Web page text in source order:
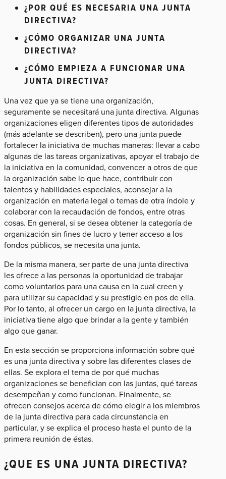
¿POR QUÉ ES NECESARIA UNA JUNTA
DIRECTIVA?
¿CÓMO ORGANIZAR UNA JUNTA
DIRECTIVA?
¿CÓMO EMPIEZA A FUNCIONAR UNA
JUNTA DIRECTIVA?
Una vez que ya se tiene una organización,
seguramente se necesitará una junta directiva. Algunas
organizaciones eligen diferentes tipos de autoridades
(más adelante se describen), pero una junta puede
fortalecer la iniciativa de muchas maneras: llevar a cabo
algunas de las tareas organizativas, apoyar el trabajo de
la iniciativa en la comunidad, convencer a otros de que
la organización sabe lo que hace, contribuir con
talentos y habilidades especiales, aconsejar a la
organización en materia legal o temas de otra índole y
colaborar con la recaudación de fondos, entre otras
cosas. En general, si se desea obtener la categoría de
organización sin fines de lucro y tener acceso a los
fondos públicos, se necesita una junta.
De la misma manera, ser parte de una junta directiva
les ofrece a las personas la oportunidad de trabajar
como voluntarios para una causa en la cual creen y
para utilizar su capacidad y su prestigio en pos de ella.
Por lo tanto, al ofrecer un cargo en la junta directiva, la
iniciativa tiene algo que brindar a la gente y también
algo que ganar.
En esta sección se proporciona información sobre qué
es una junta directiva y sobre las diferentes clases de
ellas. Se explora el tema de por qué muchas
organizaciones se benefician con las juntas, qué tareas
desempeñan y como funcionan. Finalmente, se
ofrecen consejos acerca de cómo elegir a los miembros
de la junta directiva para cada circunstancia en
particular, y se explica el proceso hasta el punto de la
primera reunión de éstas.
¿QUE ES UNA JUNTA DIRECTIVA?